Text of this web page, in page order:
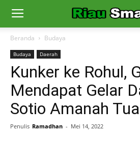
Beranda Budaya
Budaya Daerah
Kunker ke Rohul,
Mendapat Gelar
Sotio Amanah
Penulis Ramadhan - Mei 14, 2022